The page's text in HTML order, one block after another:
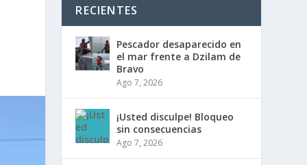
RECIENTES
Pescador desaparecido en
el mar frente a Dzilam de
Bravo
Ago 7, 2026
¡Usted disculpe! Bloqueo
sin consecuencias
Ago 7, 2026